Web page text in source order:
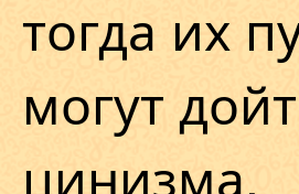
тогда их
могут
цинизма.